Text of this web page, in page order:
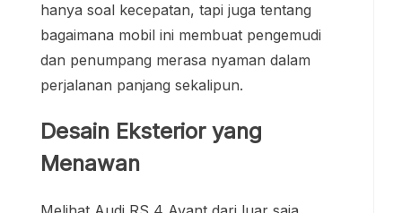
hanya soal kecepatan, tapi juga tentang
bagaimana mobil ini membuat pengemudi
dan penumpang merasa nyaman dalam
perjalanan panjang sekalipun.
Desain Eksterior yang
Menawan